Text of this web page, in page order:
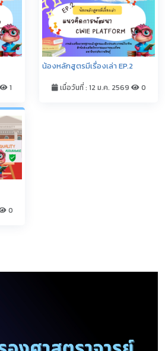
1
น้องหลักสูตรมีเรื่องเล่า EP.2
เมื่อวันที่ : 12 ม.ค. 2569 0
0